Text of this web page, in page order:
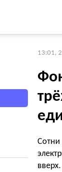
13:01,
вверх.